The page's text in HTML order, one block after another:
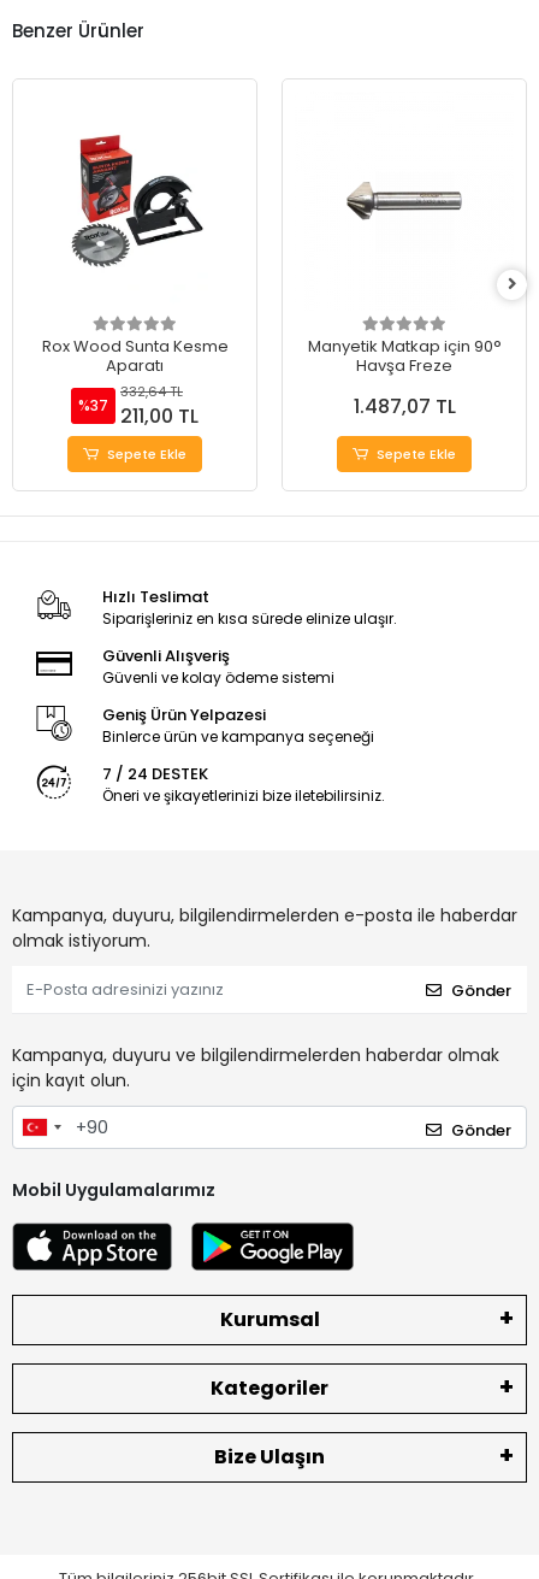
Benzer Ürünler
Rox Wood Sunta Kesme
Aparatı
%37
332,64 TL
211,00 TL
Sepete Ekle
Manyetik Matkap için 90°
Havşa Freze
1.487,07 TL
Sepete Ekle
Hızlı Teslimat
Siparişleriniz en kısa sürede elinize ulaşır.
Güvenli Alışveriş
Güvenli ve kolay ödeme sistemi
Geniş Ürün Yelpazesi
Binlerce ürün ve kampanya seçeneği
7 / 24 DESTEK
Öneri ve şikayetlerinizi bize iletebilirsiniz.
Kampanya, duyuru, bilgilendirmelerden e-posta ile haberdar
olmak istiyorum.
Gönder
Kampanya, duyuru ve bilgilendirmelerden haberdar olmak
için kayıt olun.
Gönder
Mobil Uygulamalarımız
Kurumsal
Kategoriler
Bize Ulaşın